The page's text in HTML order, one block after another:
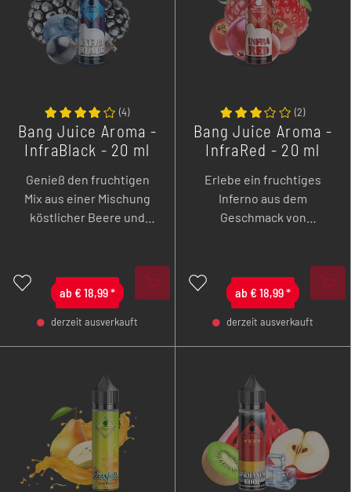
- +
ab € 18,99*
derzeit ausverkauft
(4)
Bang Juice Aroma -
InfraBlack - 20 ml
Genieß den fruchtigen
Mix aus einer Mischung
köstlicher Beere und
von Johannisbeeren,
Brombeeren und
Blaubeeren mit einer
kühlenden Note.
- +
ab € 18,99*
derzeit ausverkauft
(2)
Bang Juice Aroma -
InfraRed - 20 ml
Erlebe ein fruchtiges
Inferno aus dem
Geschmack von